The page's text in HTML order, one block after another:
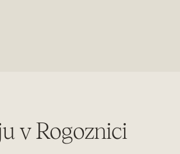
v Rogoznici